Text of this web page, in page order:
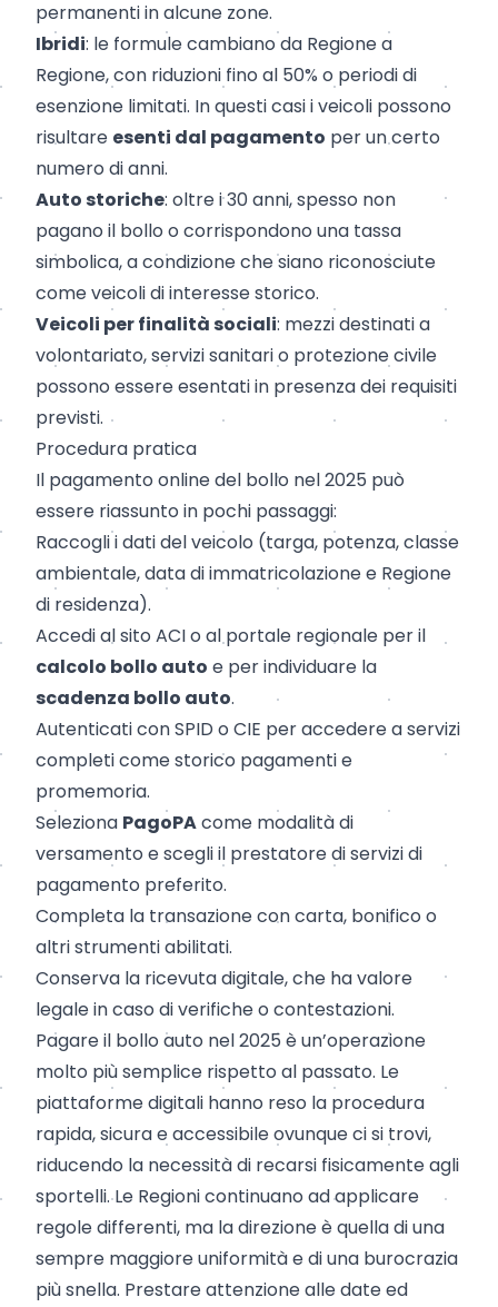
permanenti in alcune zone.
Ibridi: le formule cambiano da Regione a
Regione, con riduzioni fino al 50% o periodi di
esenzione limitati. In questi casi i veicoli possono
risultare esenti dal pagamento per un certo
numero di anni.
Auto storiche: oltre i 30 anni, spesso non
pagano il bollo o corrispondono una tassa
simbolica, a condizione che siano riconosciute
come veicoli di interesse storico.
Veicoli per finalità sociali: mezzi destinati a
volontariato, servizi sanitari o protezione civile
possono essere esentati in presenza dei requisiti
previsti.
Procedura pratica
Il pagamento online del bollo nel 2025 può
essere riassunto in pochi passaggi:
Raccogli i dati del veicolo (targa, potenza, classe
ambientale, data di immatricolazione e Regione
di residenza).
Accedi al sito ACI o al portale regionale per il
calcolo bollo auto e per individuare la
scadenza bollo auto.
Autenticati con SPID o CIE per accedere a servizi
completi come storico pagamenti e
promemoria.
Seleziona PagoPAcome modalità di
versamento e scegli il prestatore di servizi di
pagamento preferito.
Completa la transazione con carta, bonifico o
altri strumenti abilitati.
Conserva la ricevuta digitale, che ha valore
legale in caso di verifiche o contestazioni.
Pagare il bollo auto nel 2025 è un’operazione
molto più semplice rispetto al passato. Le
piattaforme digitali hanno reso la procedura
rapida, sicura e accessibile ovunque ci si trovi,
riducendo la necessità di recarsi fisicamente agli
sportelli. Le Regioni continuano ad applicare
regole differenti, ma la direzione è quella di una
sempre maggiore uniformità e di una burocrazia
più snella. Prestare attenzione alle date ed